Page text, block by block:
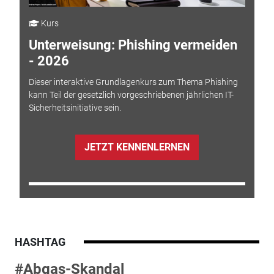
Kurs
Unterweisung: Phishing vermeiden
- 2026
Dieser interaktive Grundlagenkurs zum Thema Phishing
kann Teil der gesetzlich vorgeschriebenen jährlichen IT-
Sicherheitsinitiative sein.
JETZT KENNENLERNEN
HASHTAG
#Abgas-Skandal